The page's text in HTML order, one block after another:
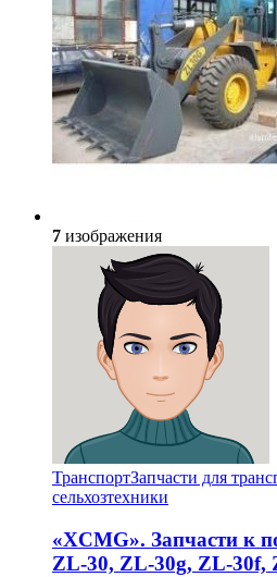
7 изображения
ТранспортЗапчасти для
сельхозтехники
«XCMG». Запчасти к
ZL-30, ZL-30g, ZL-30f,